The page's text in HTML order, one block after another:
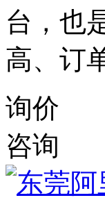
台，也
高、订
询价
咨询